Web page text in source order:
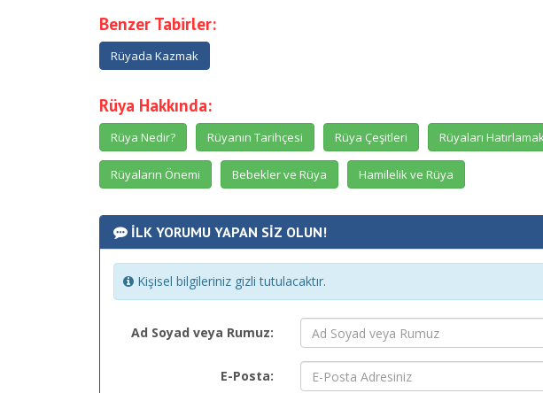
Benzer Tabirler:
Rüyada Kazmak
Rüya Hakkında:
Rüya Nedir? Rüyanın Tarihçesi Rüya Çeşitleri Rüyaları
Rüyaların Önemi Bebekler ve Rüya Hamilelik ve Rüya
İLK YORUMU YAPAN SİZ OLUN!
Kişisel bilgileriniz gizli tutulacaktır.
Ad Soyad veya Rumuz:
E-Posta: